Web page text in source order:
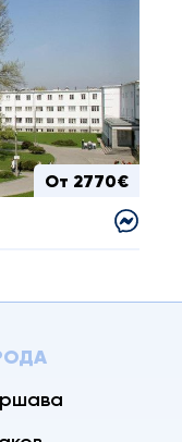
От 2770€